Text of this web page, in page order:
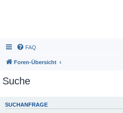
FAQ
Foren-Übersicht
Suche
SUCHANFRAGE